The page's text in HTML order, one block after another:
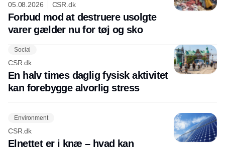
05.08.2026 CSR.dk
Forbud mod at destruere usolgte
varer gælder nu for tøj og sko
Social
CSR.dk
En halv times daglig fysisk aktivitet
kan forebygge alvorlig stress
Environment
CSR.dk
Elnettet er i knæ – hvad kan